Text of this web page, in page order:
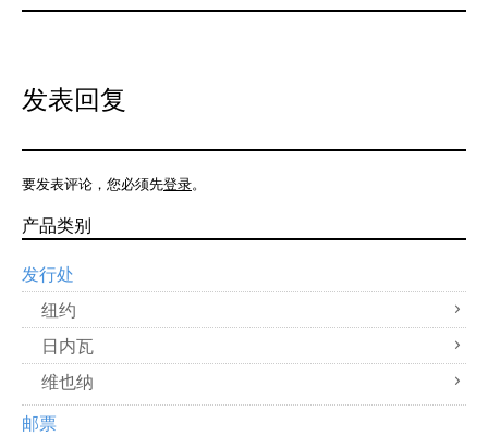
发表回复
要发表评论，您必须先登录。
产品类别
发行处
纽约
日内瓦
维也纳
邮票